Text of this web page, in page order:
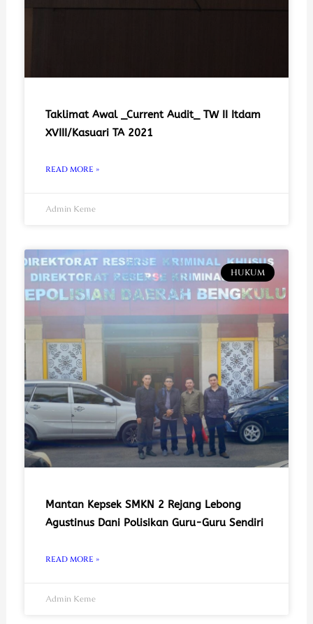
Taklimat Awal _Current Audit_ TW II Itdam
XVIII/Kasuari TA 2021
READ MORE »
Admin Keme
HUKUM
Mantan Kepsek SMKN 2 Rejang Lebong
Agustinus Dani Polisikan Guru-Guru Sendiri
READ MORE »
Admin Keme